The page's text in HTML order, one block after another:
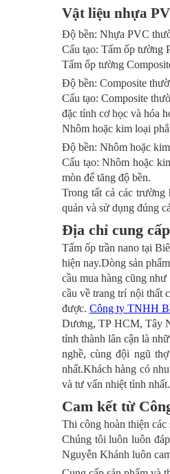
Vật liệu nhựa
Độ bền: Nhựa PVC
Cấu tạo: Tấm ốp tường
Tấm ốp tường
Độ bền: Composite
Cấu tạo: Composite
đặc tính cơ học và hóa
Nhôm hoặc kim loại
Độ bền: Nhôm hoặc
Cấu tạo: Nhôm hoặc
mòn để tăng độ bền.
Trong tất cả các trường
quản và sử dụng đúng
Địa chỉ cung
Tấm ốp trần nano tại
hiện nay.Dòng sản
cầu mua hàng cũng
cầu về trang trí nội thất
được. Công ty TNHH
Dương, TP HCM, Tây
tỉnh thành lân cận là
nghề, cùng đội ngũ
nhất.Khách hàng có
và tư vấn nhiệt tình nhất.
Cam kết từ
Thi công hoàn thiện
Chúng tôi luôn luôn
Nguyễn Khánh luôn